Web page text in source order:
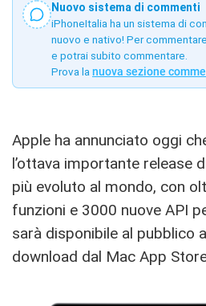
Nuovo sistema di commenti
iPhoneItalia ha un sistema di
nuovo e nativo! Per
e potrai subito commentare.
Prova la nuova sezione
Apple ha annunciato oggi
l’ottava importante release
più evoluto al mondo, con
funzioni e 3000 nuove API
sarà disponibile al pubblico
download dal Mac App